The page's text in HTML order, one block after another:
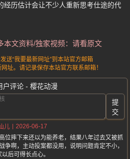
经历估计会让不少人重新思考仕途的代
本文资料/独家视频：请看原文
送“我要最新网址”到本站官方邮箱
址。请记录保存本站官方联系邮箱！
户评论 - 樱花动漫
提
交
儿
2026-06-17
位摔下来还以为能养老，结果八年过去又被抓
争啊，主动投案都没用，说明问题肯定不小，
以后可得长点心。